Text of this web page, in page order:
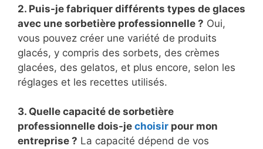
2. Puis-je fabriquer différents types de glaces
avec une sorbetière professionnelle ? Oui,
vous pouvez créer une variété de produits
glacés, y compris des sorbets, des crèmes
glacées, des gelatos, et plus encore, selon les
réglages et les recettes utilisés.
3. Quelle capacité de sorbetière
professionnelle dois-je choisir pour mon
entreprise ? La capacité dépend de vos